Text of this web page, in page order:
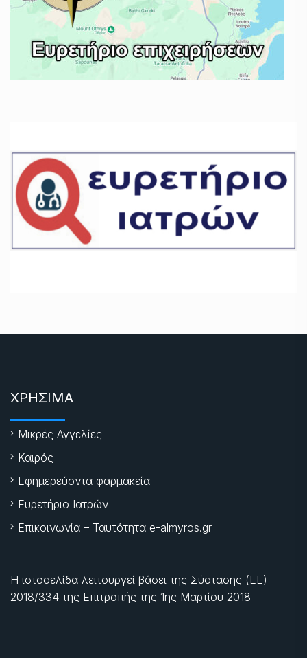
ΧΡΗΣΙΜΑ
Μικρές Αγγελίες
Καιρός
Εφημερεύοντα φαρμακεία
Ευρετήριο Ιατρών
Επικοινωνία – Ταυτότητα e-almyros.gr
Η ιστοσελίδα λειτουργεί βάσει της Σύστασης (ΕΕ)
2018/334 της Επιτροπής της 1ης Μαρτίου 2018